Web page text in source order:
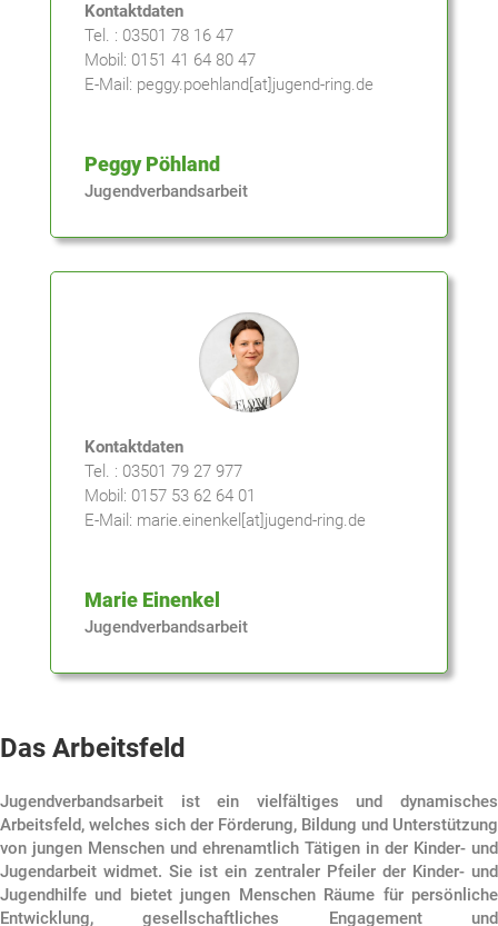
Kontaktdaten
Tel. : 03501 78 16 47
Mobil: 0151 41 64 80 47
E-Mail: peggy.poehland[at]jugend-ring.de
Peggy Pöhland
Jugendverbandsarbeit
Kontaktdaten
Tel. : 03501 79 27 977
Mobil: 0157 53 62 64 01
E-Mail: marie.einenkel[at]jugend-ring.de
Marie Einenkel
Jugendverbandsarbeit
Das Arbeitsfeld
Jugendverbandsarbeit ist ein vielfältiges und dynamisches
Arbeitsfeld, welches sich der Förderung, Bildung und Unterstützung
von jungen Menschen und ehrenamtlich Tätigen in der Kinder- und
Jugendarbeit widmet. Sie ist ein zentraler Pfeiler der Kinder- und
Jugendhilfe und bietet jungen Menschen Räume für persönliche
Entwicklung, gesellschaftliches Engagement und